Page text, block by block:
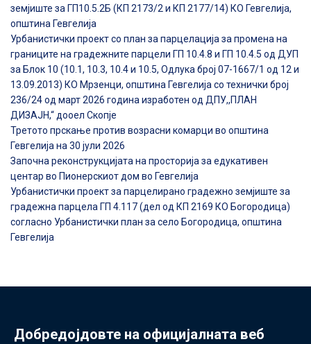
земјиште за ГП10.5.2Б (КП 2173/2 и КП 2177/14) КО Гевгелија,
општина Гевгелија
Урбанистички проект со план за парцелација за промена на
границите на градежните парцели ГП 10.4.8 и ГП 10.4.5 од ДУП
за Блок 10 (10.1, 10.3, 10.4 и 10.5, Одлука број 07-1667/1 од 12 и
13.09.2013) КО Мрзенци, општина Гевгелија со технички број
236/24 од март 2026 година изработен од ДПУ,,ПЛАН
ДИЗАЈН,“ дооел Скопје
Третото прскање против возрасни комарци во општина
Гевгелија на 30 јули 2026
Започна реконструкцијата на просторија за едукативен
центар во Пионерскиот дом во Гевгелија
Урбанистички проект за парцелирано градежно земјиште за
градежна парцела ГП 4.117 (дел од КП 2169 КО Богородица)
согласно Урбанистички план за село Богородица, општина
Гевгелија
Добредојдовте на официјалната веб